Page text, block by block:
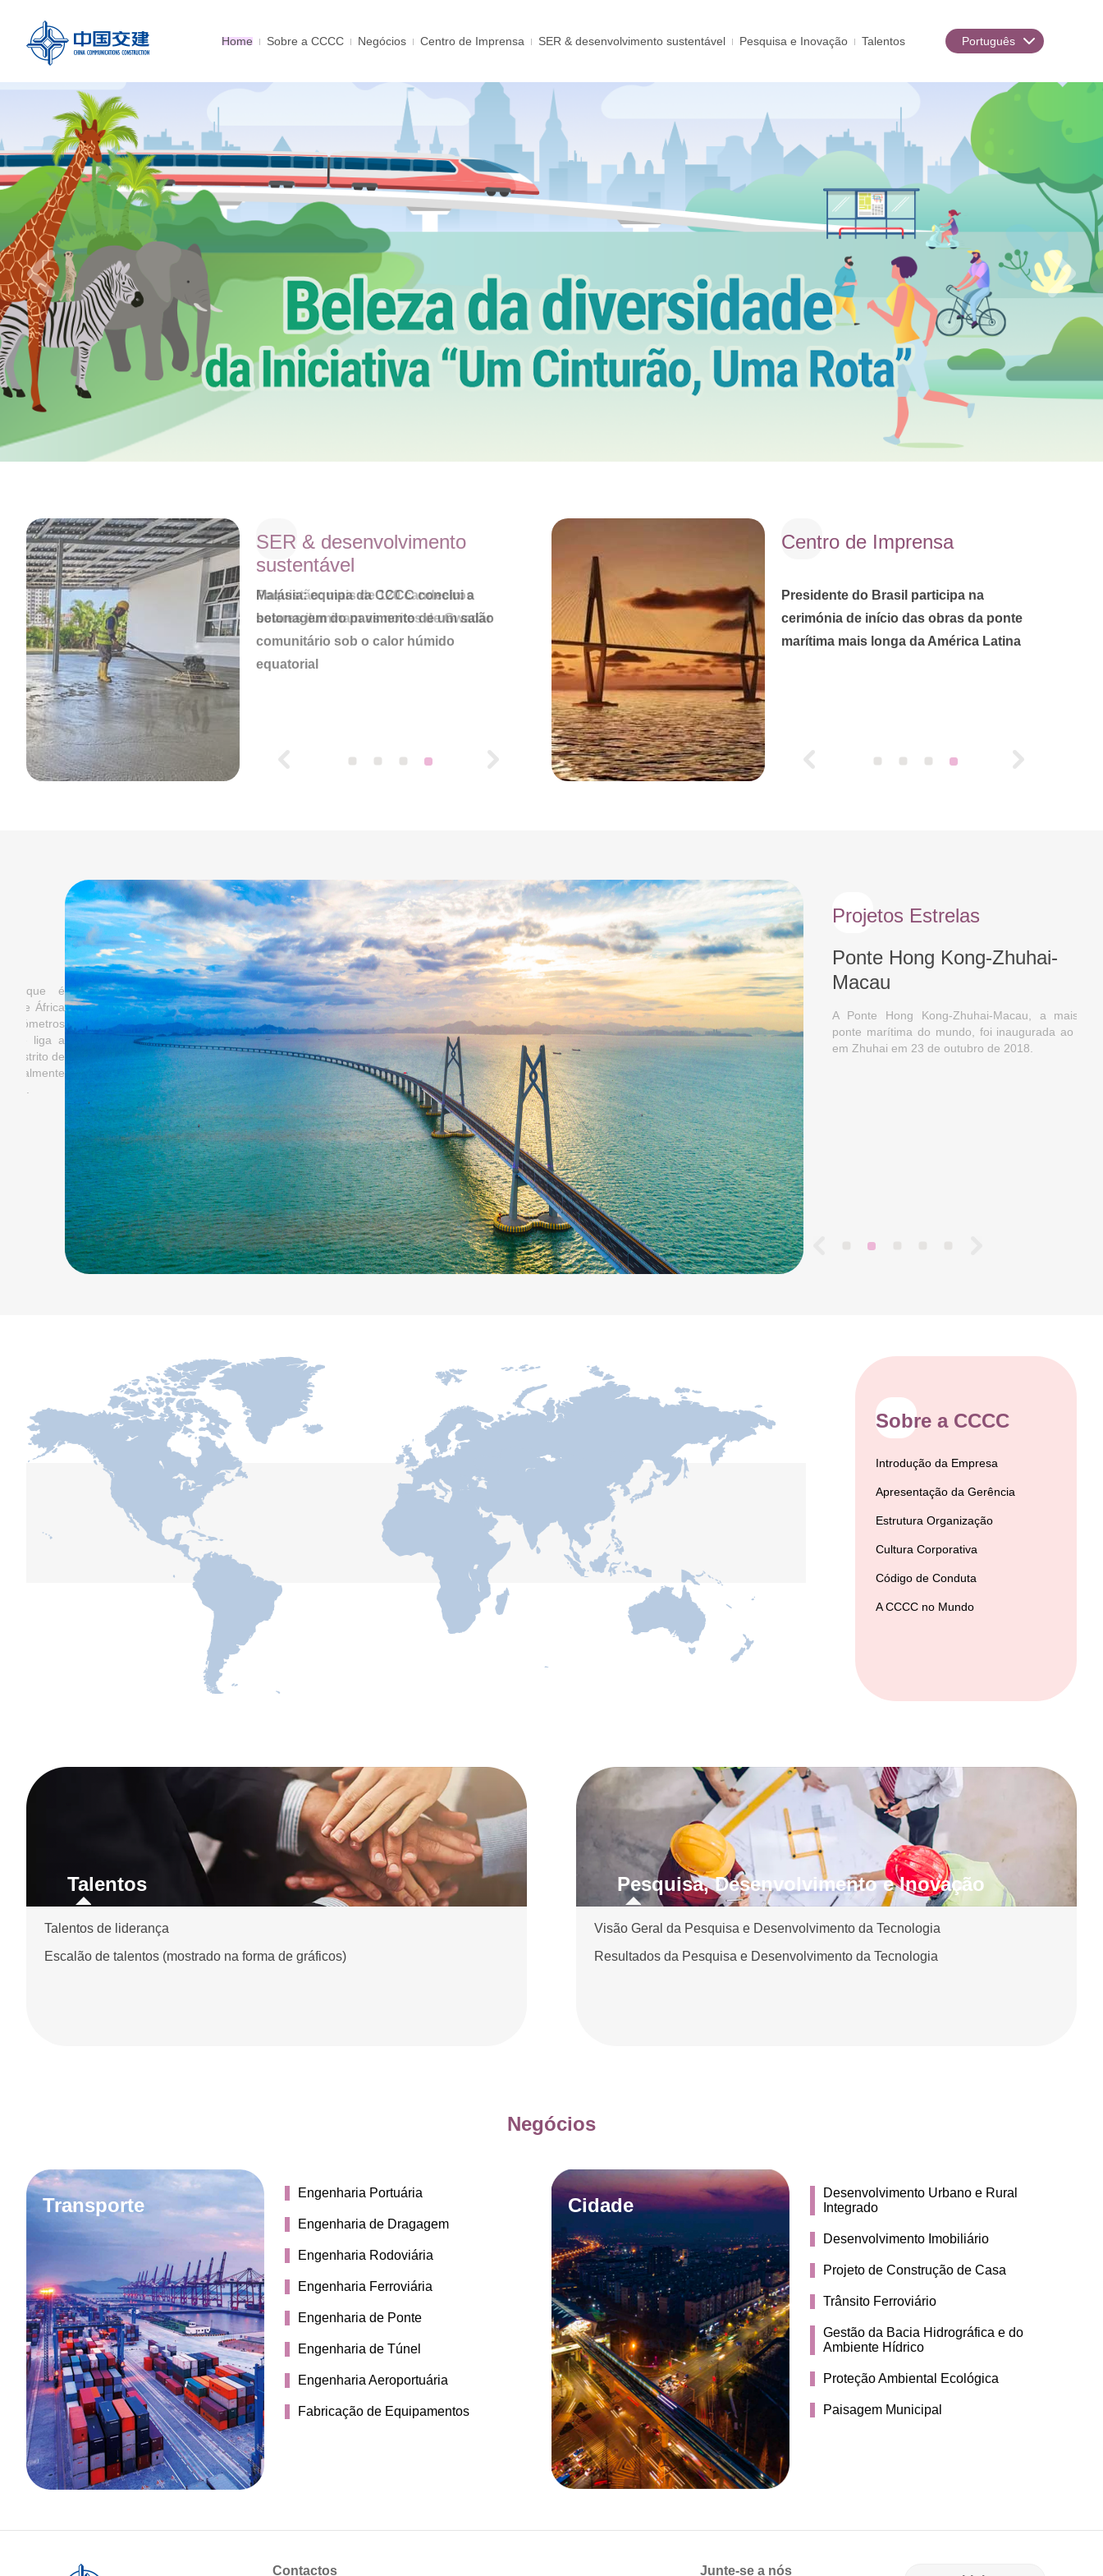
Home Sobre a CCCC Negócios Centro de Imprensa SER & desenvolvimento sustentável Pesquisa e Inovação Talentos Português
SER & desenvolvimento
sustentável
Malásia: equipa da CCCC conclui a
betonagem do pavimento de um salão
comunitário sob o calor húmido
equatorial
Centro de Imprensa
Presidente do Brasil participa na
cerimónia de início das obras da ponte
marítima mais longa da América Latina
Projetos Estrelas
Ponte Hong Kong-Zhuhai-
Macau
A Ponte Hong Kong-Zhuhai-Macau, a mais longa
ponte marítima do mundo, foi inaugurada ao tráfego
em Zhuhai em 23 de outubro de 2018.
Sobre a CCCC
Introdução da Empresa
Apresentação da Gerência
Estrutura Organização
Cultura Corporativa
Código de Conduta
A CCCC no Mundo
Talentos
Talentos de liderança
Escalão de talentos (mostrado na forma de gráficos)
Pesquisa, Desenvolvimento e Inovação
Visão Geral da Pesquisa e Desenvolvimento da Tecnologia
Resultados da Pesquisa e Desenvolvimento da Tecnologia
Negócios
Transporte
Engenharia Portuária
Engenharia de Dragagem
Engenharia Rodoviária
Engenharia Ferroviária
Engenharia de Ponte
Engenharia de Túnel
Engenharia Aeroportuária
Fabricação de Equipamentos
Cidade
Desenvolvimento Urbano e Rural
Integrado
Desenvolvimento Imobiliário
Projeto de Construção de Casa
Trânsito Ferroviário
Gestão da Bacia Hidrográfica e do
Ambiente Hídrico
Proteção Ambiental Ecológica
Paisagem Municipal
Contactos Junte-se a nós